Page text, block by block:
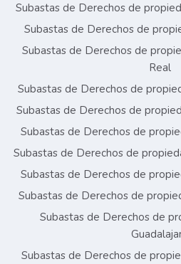
Subastas de Derechos de
Subastas de Derechos de
Subastas de Derechos de
Real
Subastas de Derechos de
Subastas de Derechos de
Subastas de Derechos de
Subastas de Derechos de
Subastas de Derechos de
Subastas de Derechos de
Subastas de Derechos de
Subastas de Derechos de